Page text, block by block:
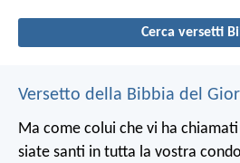
Cerca versetti
Versetto della Bibbia del
Ma come colui che vi ha
siate santi in tutta la vostra